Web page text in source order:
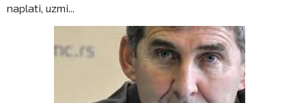
naplati, uzmi...